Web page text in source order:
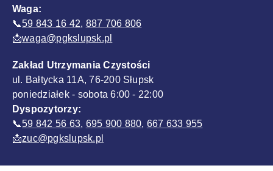
Waga:
📞59 843 16 42, 887 706 806
📩waga@pgkslupsk.pl
Zakład Utrzymania Czystości
ul. Bałtycka 11A, 76-200 Słupsk
poniedziałek - sobota 6:00 - 22:00
Dyspozytorzy:
📞59 842 56 63, 695 900 880, 667 633 955
📩zuc@pgkslupsk.pl